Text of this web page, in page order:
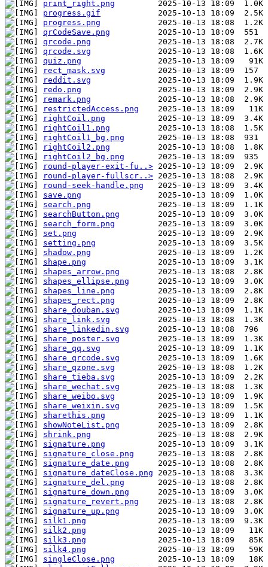
print_right.png
progress.gif
progress.png
qrCodeSave.png
qrcode.png
qrcode.svg
quiz.png
rect_mask.svg
reddit.svg
redo.png
remark.png
restrictedAccess.png
rightCoil.png
rightCoil1.png
rightCoil1_bg.png
rightCoil2.png
rightCoil2_bg.png
round-player-exit-fu..>
round-player-fullscr..>
round-seek-handle.png
save.png
search.png
searchButton.png
search_form.png
set.png
setting.png
shadow.png
shape.png
shapes_arrow.png
shapes_ellipse.png
shapes_line.png
shapes_rect.png
share_douban.svg
share_link.svg
share_linkedin.svg
share_poster.svg
share_qq.svg
share_qrcode.svg
share_qzone.svg
share_tieba.svg
share_wechat.svg
share_weibo.svg
share_weixin.svg
sharethis.png
showNoteList.png
shrink.png
signature.png
signature_close.png
signature_date.png
signature_dateClose.png
signature_del.png
signature_down.png
signature_revert.png
signature_up.png
silk1.png
silk2.png
silk3.png
silk4.png
singleClose.png